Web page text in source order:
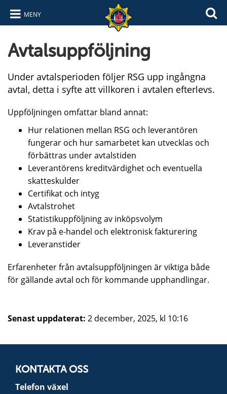
MENY
Hoppa till innehåll
Hoppa till navigering
Avtalsuppföljning
Under avtalsperioden följer RSG upp ingångna
avtal, detta i syfte att villkoren i avtalen efterlevs.
Uppföljningen omfattar bland annat:
Hur relationen mellan RSG och leverantören
fungerar och hur samarbetet kan utvecklas och
förbättras under avtalstiden
Leverantörens kreditvärdighet och eventuella
skatteskulder
Certifikat och intyg
Avtalstrohet
Statistikuppföljning av inköpsvolym
Krav på e-handel och elektronisk fakturering
Leveranstider
Erfarenheter från avtalsuppföljningen är viktiga både
för gällande avtal och för kommande upphandlingar.
Senast uppdaterat: 2 december, 2025, kl 10:16
KONTAKTA OSS
Telefon växel